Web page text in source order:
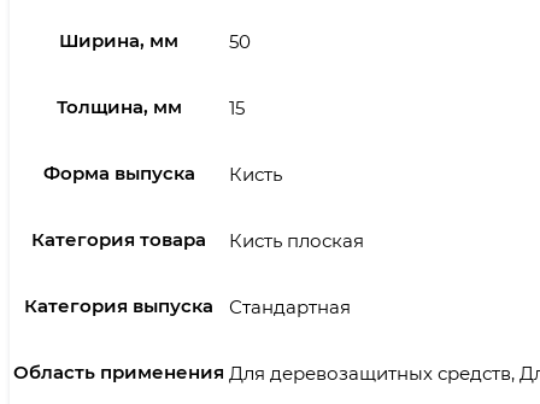
Ширина, мм 50
Толщина, мм 15
Форма выпуска Кисть
Категория товара Кисть плоская
Категория выпуска Стандартная
Область применения Для деревозащитных средств,